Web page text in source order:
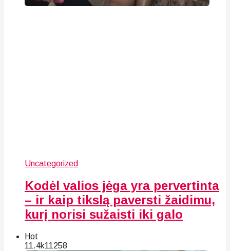
Uncategorized
Kodėl valios jėga yra pervertinta
– ir kaip tikslą paversti žaidimu,
kurį norisi sužaisti iki galo
Hot
11.4k11258